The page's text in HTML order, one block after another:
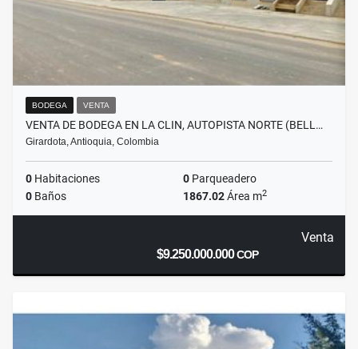
BODEGA VENTA
VENTA DE BODEGA EN LA CLIN, AUTOPISTA NORTE (BELL…
Girardota, Antioquia, Colombia
0 Habitaciones 0 Parqueadero
0 Baños 1867.02Área m2
Venta
$9.250.000.000COP